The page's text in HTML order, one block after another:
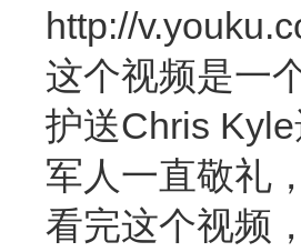
http://
这个视频是一
护送Chris
军人一直敬礼
看完这个视频